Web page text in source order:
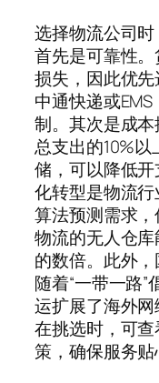
选择物流公司时
首先是可靠性
损失，因此优
中通快递或
制。其次是成
总支出的10%
储，可以降低
化转型是物流
算法预测需求
物流的无人仓
的数倍。此外，
随着“一带一路
运扩展了海外
在挑选时，可
策，确保服务贴